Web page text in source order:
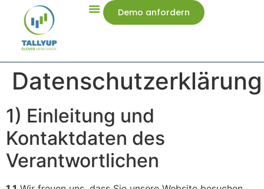
Demo anfordern
Datenschutzerklärung
1) Einleitung und
Kontaktdaten des
Verantwortlichen